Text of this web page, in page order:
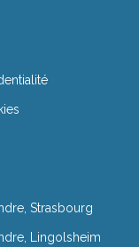
Strasbourg
Lingolsheim